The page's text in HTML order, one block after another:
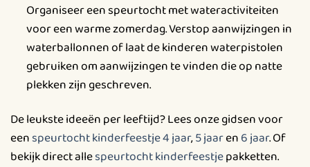
Organiseer een speurtocht met wateractiviteiten
voor een warme zomerdag. Verstop aanwijzingen in
waterballonnen of laat de kinderen waterpistolen
gebruiken om aanwijzingen te vinden die op natte
plekken zijn geschreven.
De leukste ideeën per leeftijd? Lees onze gidsen voor
eenspeurtocht kinderfeestje 4 jaar,5 jaaren6 jaar. Of
bekijk direct allespeurtocht kinderfeestjepakketten.